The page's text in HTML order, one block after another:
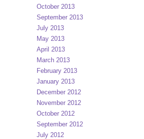
October 2013
September 2013
July 2013
May 2013
April 2013
March 2013
February 2013
January 2013
December 2012
November 2012
October 2012
September 2012
July 2012